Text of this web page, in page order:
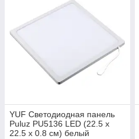
YUF Светодиодная панель
Puluz PU5136 LED (22.5 х
22.5 х 0.8 см) белый